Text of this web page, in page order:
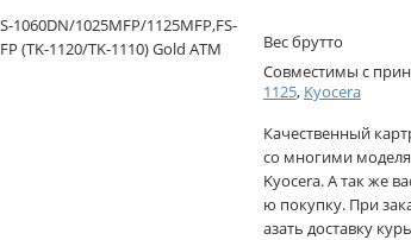
Xerox
Вес брутто
Совместимы с
1125, Kyocera
Качественный
со многими
Kyocera. А так же
ю покупку. При
азать доставку